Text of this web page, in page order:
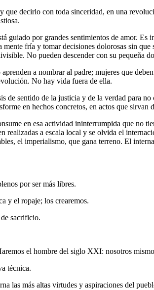
decirlo con toda sinceridad, en una
guiado por grandes sentimientos de amor.
fría y tomar decisiones dolorosas sin
No pueden descender con su pequeña
a nombrar al padre; mujeres que
No hay vida fuera de ella.
de sentido de la justicia y de la verdad para
en hechos concretos, en actos que sirvan
en esa actividad ininterrumpida que no
realizadas a escala local y se olvida el
el imperialismo, que gana terreno. El
por ser más libres.
y el ropaje; los crearemos.
sacrificio.
el hombre del siglo XXI: nosotros
técnica.
las más altas virtudes y aspiraciones del